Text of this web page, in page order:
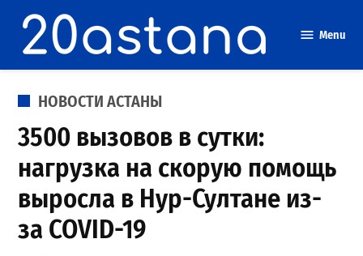
content
Menu
POSTED
НОВОСТИ АСТАНЫ
3500 вызовов в сутки:
нагрузка на скорую помощь
выросла в Нур-Султане из-
за COVID-19